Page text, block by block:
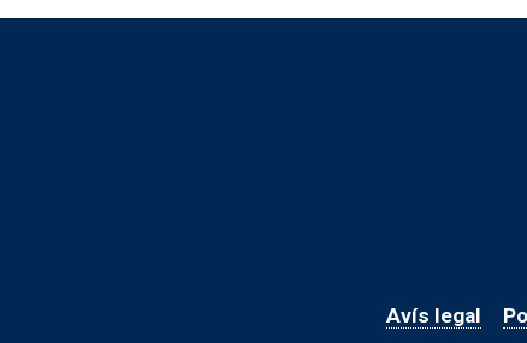
Avís legal